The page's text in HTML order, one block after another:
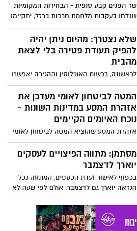
שר הפנים קבע סופית - הבחירות המקומיות
שנדחו בעקבות מלחמת חרבות ברזל, יתקיימו
במועד החדש שנקבע ולא יידחו פעם נוספת
שלא נצטרך: מהיום ניתן יהיה
להפיק תעודת פטירה בלי לצאת
מהבית
לראשונה, ברשות האוכלוסין וההגירה יאפשרו
הנפקת תעודת פטירה רשמית בלחיצת כפתור
דרך המחשב בבית
המטה לביטחון לאומי מעדכן את
אזהרת המסע במדינות השונות -
נוכח האיומים הקיימים
אזהרת המסע שהוציא המטה לביטחון לאומי
(המל"ל) - לאור המלחמה, מתעדכנת. במל"ל
קיימו הערכות מצב עם כלל גורמי מערכת
הביטחון, ואלה האזהרות שבתוקף
מסתמן: מתווה הפיצויים לעסקים
יוארך לדצמבר
בכפוף לאישור ועדת הכספים, המתווה ככל
הנראה יוארך גם לדצמבר, אולם לפי שעה לא
ברור אם היישובים במרחק של עד 40 ק"מ
מהרצועה יזכו שוב לפיצוי מוגדל